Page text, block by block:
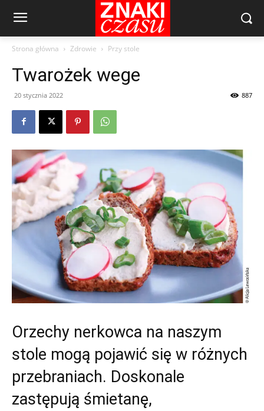
Strona główna Zdrowie Przy stole
Twarożek wege
20 stycznia 2022 887
Orzechy nerkowca na naszym
stole mogą pojawić się w różnych
przebraniach. Doskonale
zastępują śmietanę,